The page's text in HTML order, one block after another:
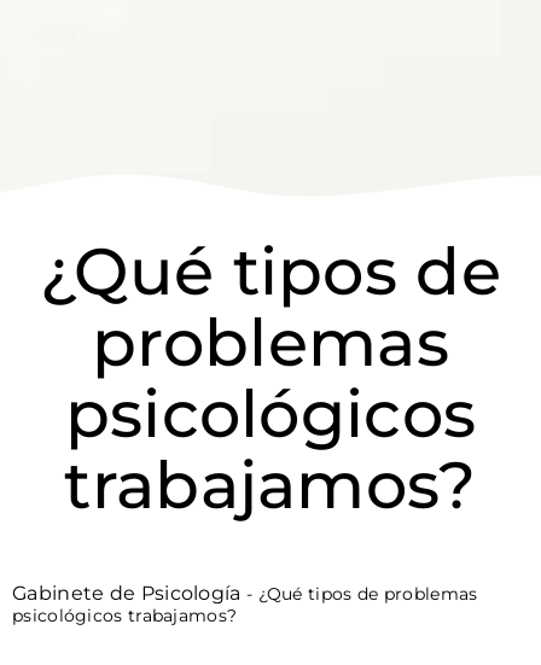
¿Qué tipos de
problemas
psicológicos
trabajamos?
Gabinete de Psicología - ¿Qué tipos de problemas
psicológicos trabajamos?